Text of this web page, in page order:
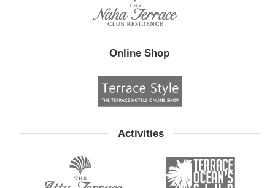
Online Shop
Activities